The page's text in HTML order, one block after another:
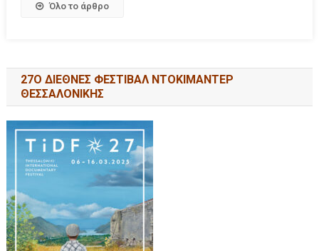
Όλο το άρθρο
27Ο ΔΙΕΘΝΕΣ ΦΕΣΤΙΒΑΛ ΝΤΟΚΙΜΑΝΤΕΡ
ΘΕΣΣΑΛΟΝΙΚΗΣ